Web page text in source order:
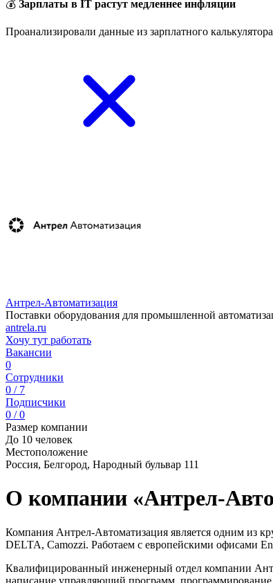
💰 Зарплаты в IT растут медленнее инфляции
Проанализировали данные из зарплатного
Антрел-Автоматизация
Поставки оборудования для промышленной
antrela.ru
Хочу тут работать
Вакансии
0
Сотрудники
0 / 7
Подписчики
0 / 0
Размер компании
До 10 человек
Местоположение
Россия, Белгород, Народный бульвар 111
О компании «Антрел-
Компания Антрел-Автоматизация является одним из
DELTA, Camozzi. Работаем с европейскими офисами
Квалифицированный инженерный отдел компании
написание управляющий программ, программирование